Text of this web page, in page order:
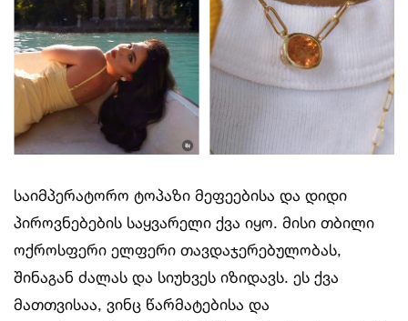
საიმპერატორო ტოპაზი მეფეებისა და დიდი
პიროვნებების საყვარელი ქვა იყო. მისი თბილი
ოქროსფერი ელფერი თავდაჯერებულობას,
შინაგან ძალას და სიუხვეს იზიდავს. ეს ქვა
მათთვისაა, ვინც წარმატებისა და